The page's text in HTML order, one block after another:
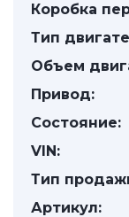
Коробка
Тип
Объем
Привод:
Состояние:
VIN:
Тип
Артикул: